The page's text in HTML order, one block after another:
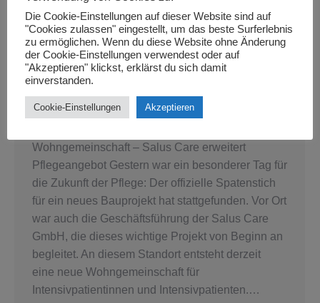
Spatenstich für neue Intensivpflege-WG
Neuigkeiten,WG,Wohngemeinschaft By
March 19, 2026
Wohngemeinschaft – Salus Care erweitert
Pflegeangebot Gestern war ein besonderer Tag für
die Zukunft der Pflege: Der offizielle Spatenstich
für ein neues Bauprojekt hat stattgefunden. Vor Ort
war auch die Geschäftsführung der Salus Care
GmbH, die dieses wichtige Projekt von Beginn an
begleitet. An diesem Standort entsteht derzeit
eine neue Wohngemeinschaft für
Intensivpatientinnen und Intensivpatienten.…
Die Cookie-Einstellungen auf dieser Website sind auf
"Cookies zulassen" eingestellt, um das beste Surferlebnis
zu ermöglichen. Wenn du diese Website ohne Änderung
der Cookie-Einstellungen verwendest oder auf
"Akzeptieren" klickst, erklärst du sich damit
einverstanden.
Cookie-Einstellungen Akzeptieren